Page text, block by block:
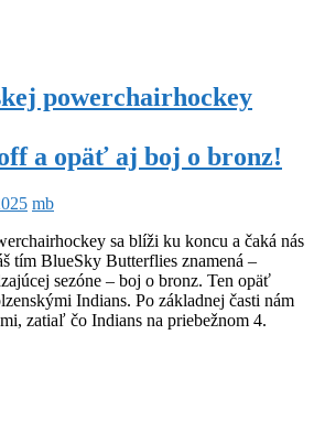
powerchairhockey
a opäť aj boj o bronz!
mb
sa blíži ku koncu a čaká nás
tím BlueSky Butterflies znamená –
sezóne – boj o bronz. Ten opäť
Indians. Po základnej časti nám
zatiaľ čo Indians na priebežnom 4.